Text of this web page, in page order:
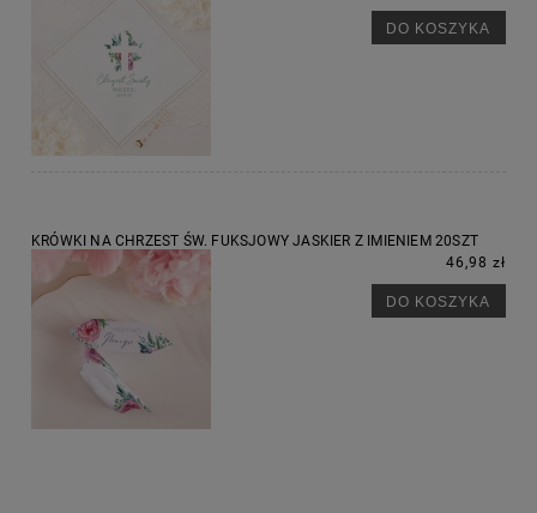
DO KOSZYKA
KRÓWKI NA CHRZEST ŚW. FUKSJOWY JASKIER Z IMIENIEM 20SZT
46,98 zł
DO KOSZYKA